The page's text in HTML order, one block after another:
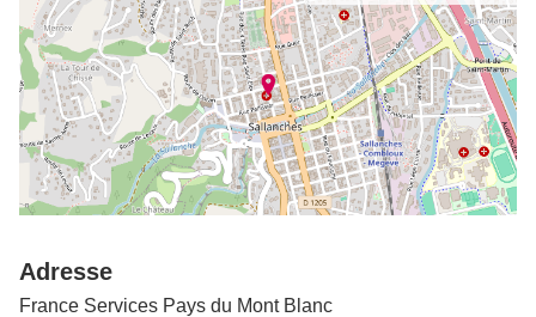
Adresse
France Services Pays du Mont Blanc